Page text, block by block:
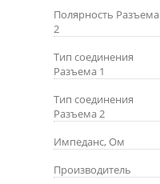
Полярность Разъема
2
Тип соединения
Разъема 1
Тип соединения
Разъема 2
Импеданс, Ом
Производитель